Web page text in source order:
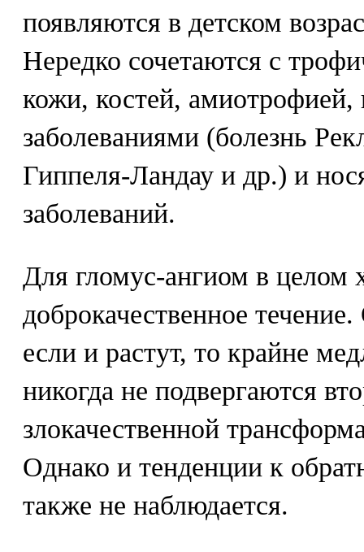
появляются в детском
Нередко сочетаются с
кожи, костей, амиотрофией,
заболеваниями (болезнь
Гиппеля-Ландау и др.) и
заболеваний.
Для гломус-ангиом в целом
доброкачественное
если и растут, то крайне
никогда не подвергаются
злокачественной
Однако и тенденции к
также не наблюдается.